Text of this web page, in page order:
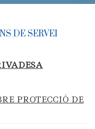
DE SERVEI
PROTECCIÓ DE